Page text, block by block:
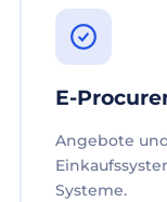
E-
Angebote
Systeme.